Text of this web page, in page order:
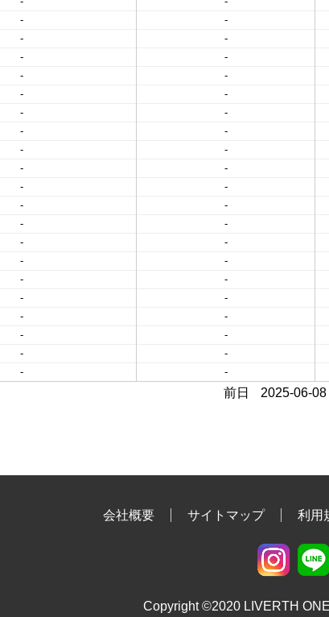
- -
- -
- -
- -
- -
- -
- -
- -
- -
- -
- -
- -
- -
- -
- -
- -
- -
- -
- -
- -
前日 2025-06-08
会社概要 サイトマップ 利用
Copyright ©2020 LIVERTH